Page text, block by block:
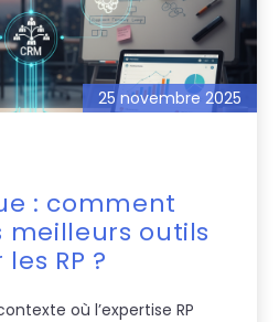
25 novembre 2025
: comment
meilleurs outils
RP ?
où l’expertise RP